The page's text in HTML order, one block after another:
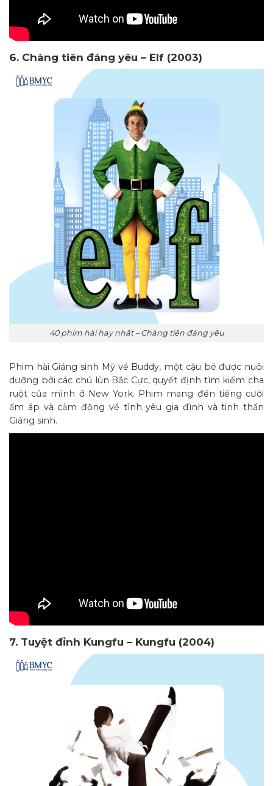
6. Chàng tiên đáng yêu – Elf (2003)
40 phim hài hay nhất – Chàng tiên đáng yêu
Phim hài Giáng sinh Mỹ về Buddy, một cậu bé được nuôi
dưỡng bởi các chú lùn Bắc Cực, quyết định tìm kiếm cha
ruột của mình ở New York. Phim mang đến tiếng cười
ấm áp và cảm động về tình yêu gia đình và tinh thần
Giáng sinh.
7. Tuyệt đỉnh Kungfu – Kungfu (2004)